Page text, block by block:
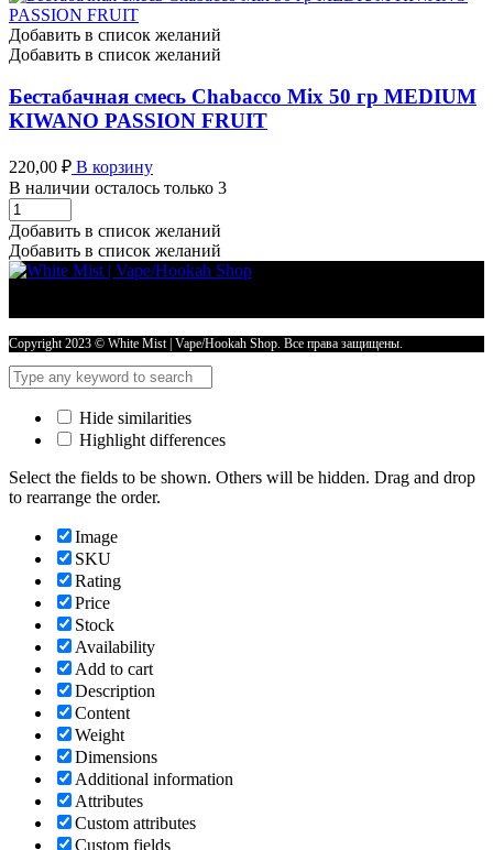
50
гр
MEDIUM
MUMBAI
TEA
количество
Добавить в список желаний
Добавить в список желаний
Бестабачная смесь Chabacco Mix 50 гр MEDIUM
KIWANO PASSION FRUIT
220,00 ₽ В корзину
В наличии осталось только 3
Бестабачная
смесь
Chabacco
Mix
KIWANO
PASSION
FRUIT
Добавить в список желаний
Добавить в список желаний
Copyright 2023 © White Mist | Vape/Hookah Shop. Все права защищены.
Hide similarities
Highlight differences
Select the fields to be shown. Others will be hidden. Drag and drop
to rearrange the order.
Image
SKU
Rating
Price
Stock
Availability
Add to cart
Description
Content
Weight
Dimensions
Additional information
Attributes
Custom attributes
Custom fields